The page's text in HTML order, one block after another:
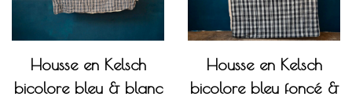
Housse en Kelsch
bicolore bleu & blanc
Housse en Kelsch
bicolore bleu foncé &